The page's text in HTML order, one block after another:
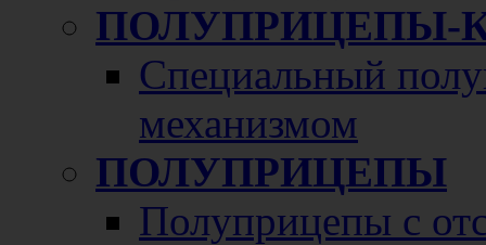
ПОЛУПРИЦЕПЫ-
Специальный
механизмом
ПОЛУПРИЦЕПЫ
Полуприцепы с